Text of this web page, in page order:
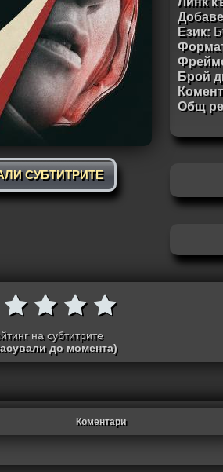
СУБТИТРИТЕ
Език:
Брой
Общ
на субтитрите
до момента)
Коментари